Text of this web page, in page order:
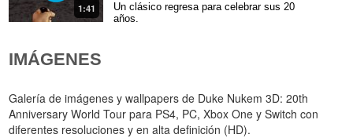
1:41
Un clásico regresa para celebrar sus 20
años.
IMÁGENES
Galería de imágenes y wallpapers de Duke Nukem 3D: 20th
Anniversary World Tour para PS4, PC, Xbox One y Switch con
diferentes resoluciones y en alta definición (HD).